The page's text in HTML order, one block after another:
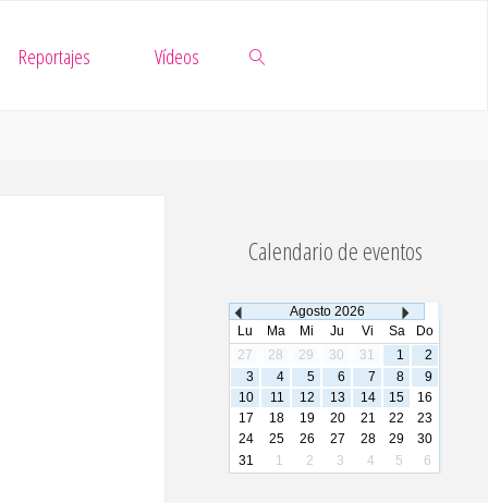
Reportajes Vídeos
Calendario de eventos
Agosto 2026
Lu
Ma Mi Ju Vi Sa
Do
27
28 29 30 31 1
2
3
4 5 6 7 8
9
10
11 12 13 14 15
16
17
18 19 20 21 22
23
24
25 26 27 28 29
30
31
1 2 3 4 5 6